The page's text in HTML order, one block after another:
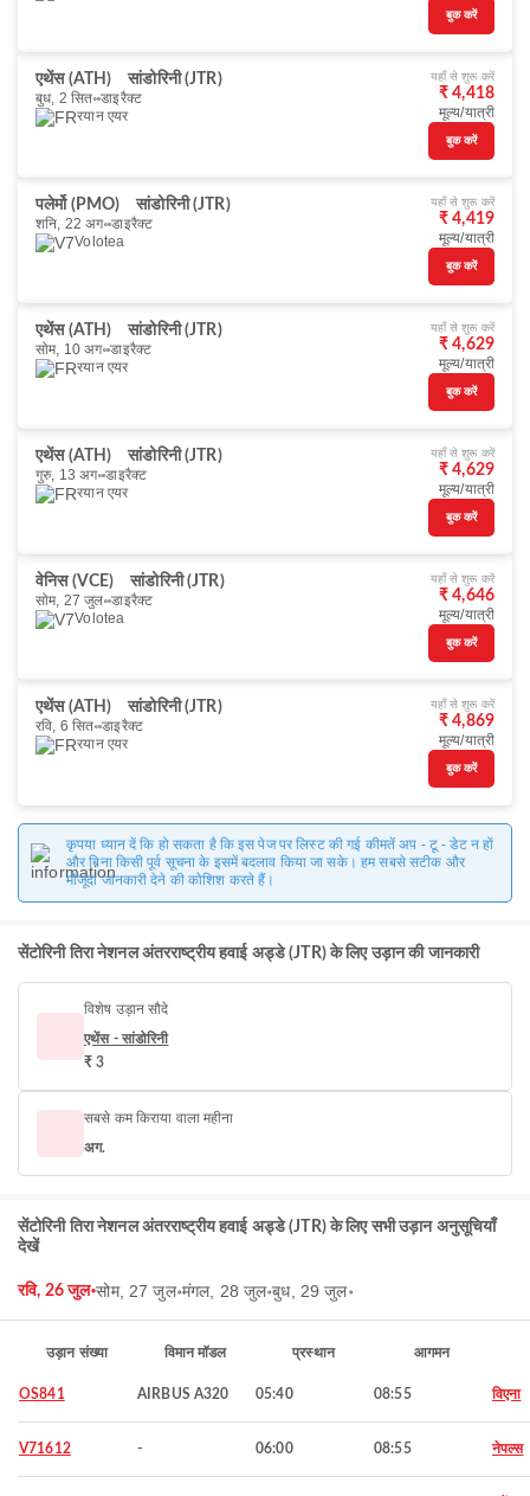
बुक करें
एथेंस (ATH)
सांडोरिनी (JTR)
बुध, 2 सित॰ डाइरैक्ट
रयान एयर
यहाँ से शुरू करें
₹ 4,418
मूल्य/यात्री
बुक करें
पलेर्मो (PMO)
सांडोरिनी (JTR)
शनि, 22 अग॰ डाइरैक्ट
Volotea
यहाँ से शुरू करें
₹ 4,419
मूल्य/यात्री
बुक करें
एथेंस (ATH)
सांडोरिनी (JTR)
सोम, 10 अग॰ डाइरैक्ट
रयान एयर
यहाँ से शुरू करें
₹ 4,629
मूल्य/यात्री
बुक करें
एथेंस (ATH)
सांडोरिनी (JTR)
गुरु, 13 अग॰ डाइरैक्ट
रयान एयर
यहाँ से शुरू करें
₹ 4,629
मूल्य/यात्री
बुक करें
वेनिस (VCE)
सांडोरिनी (JTR)
सोम, 27 जुल॰ डाइरैक्ट
Volotea
यहाँ से शुरू करें
₹ 4,646
मूल्य/यात्री
बुक करें
एथेंस (ATH)
सांडोरिनी (JTR)
रवि, 6 सित॰ डाइरैक्ट
रयान एयर
यहाँ से शुरू करें
₹ 4,869
मूल्य/यात्री
बुक करें
कृपया ध्यान दें कि हो सकता है कि इस पेज पर लिस्ट की गई कीमतें अप - टू - डेट न हों
और बिना किसी पूर्व सूचना के इसमें बदलाव किया जा सके। हम सबसे सटीक और
मौजूदा जानकारी देने की कोशिश करते हैं।
सेंटोरिनी तिरा नेशनल अंतरराष्ट्रीय हवाई अड्डे (JTR) के लिए उड़ान की जानकारी
विशेष उड़ान सौदे
एथेंस - सांडोरिनी
₹ 3
सबसे कम किराया वाला महीना
अग.
सेंटोरिनी तिरा नेशनल अंतरराष्ट्रीय हवाई अड्डे (JTR) के लिए सभी उड़ान अनुसूचियाँ
देखें
रवि, 26 जुल॰सोम, 27 जुल॰मंगल, 28 जुल॰बुध, 29 जुल॰
उड़ान संख्या विमान मॉडल प्रस्थान आगमन
OS841 AIRBUS A320 05:40 08:55 विएना
V71612 - 06:00 08:55 नेपल्स